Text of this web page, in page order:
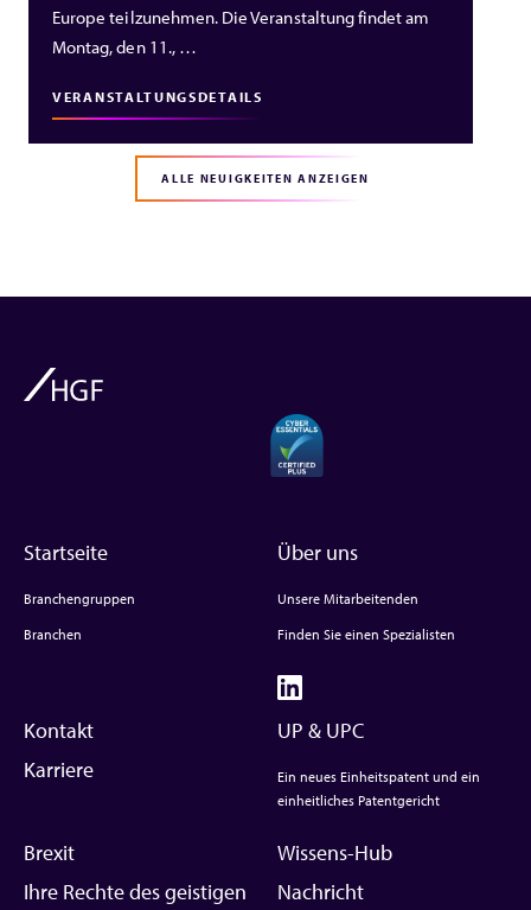
Europe teilzunehmen. Die Veranstaltung findet am
Montag, den 11., …
VERANSTALTUNGSDETAILS
ALLE NEUIGKEITEN ANZEIGEN
Startseite
Branchengruppen
Branchen
Über uns
Unsere Mitarbeitenden
Finden Sie einen Spezialisten
Kontakt
Karriere
UP & UPC
Ein neues Einheitspatent und ein
einheitliches Patentgericht
Brexit
Ihre Rechte des geistigen
Wissens-Hub
Nachricht